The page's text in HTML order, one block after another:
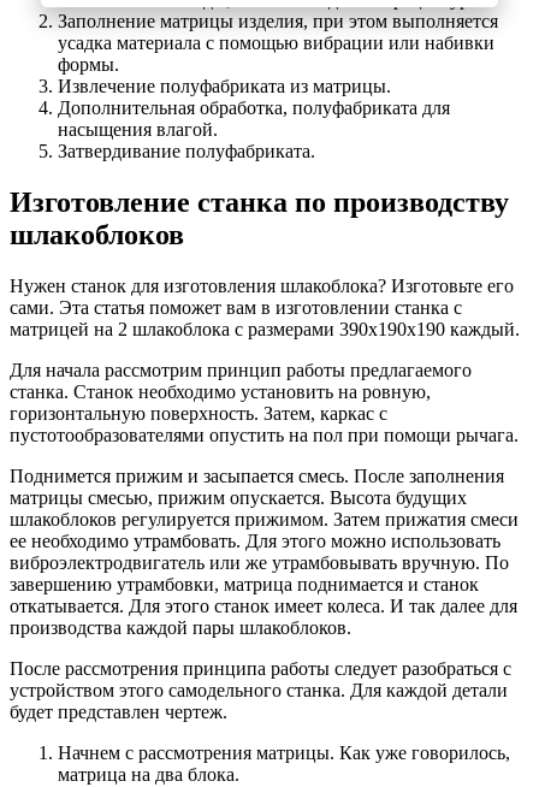
Заполнение матрицы изделия, при этом выполняется
усадка материала с помощью вибрации или набивки
формы.
Извлечение полуфабриката из матрицы.
Дополнительная обработка, полуфабриката для
насыщения влагой.
Затвердивание полуфабриката.
Изготовление станка по производству
шлакоблоков
Нужен станок для изготовления шлакоблока? Изготовьте его
сами. Эта статья поможет вам в изготовлении станка с
матрицей на 2 шлакоблока с размерами 390x190x190 каждый.
Для начала рассмотрим принцип работы предлагаемого
станка. Станок необходимо установить на ровную,
горизонтальную поверхность. Затем, каркас с
пустотообразователями опустить на пол при помощи рычага.
Поднимется прижим и засыпается смесь. После заполнения
матрицы смесью, прижим опускается. Высота будущих
шлакоблоков регулируется прижимом. Затем прижатия смеси
ее необходимо утрамбовать. Для этого можно использовать
виброэлектродвигатель или же утрамбовывать вручную. По
завершению утрамбовки, матрица поднимается и станок
откатывается. Для этого станок имеет колеса. И так далее для
производства каждой пары шлакоблоков.
После рассмотрения принципа работы следует разобраться с
устройством этого самодельного станка. Для каждой детали
будет представлен чертеж.
Начнем с рассмотрения матрицы. Как уже говорилось,
матрица на два блока.